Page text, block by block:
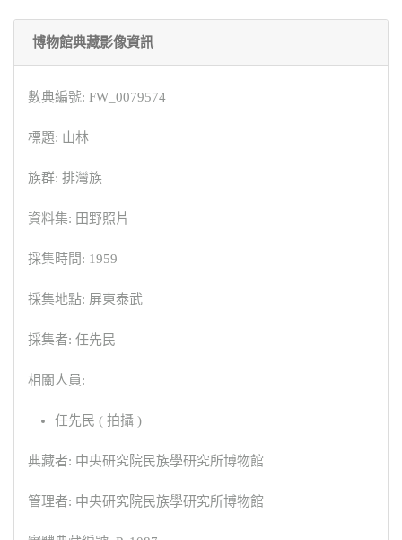
博物館典藏影像資訊
數典編號: FW_0079574
標題: 山林
族群: 排灣族
資料集: 田野照片
採集時間: 1959
採集地點: 屏東泰武
採集者: 任先民
相關人員:
任先民 ( 拍攝 )
典藏者: 中央研究院民族學研究所博物館
管理者: 中央研究院民族學研究所博物館